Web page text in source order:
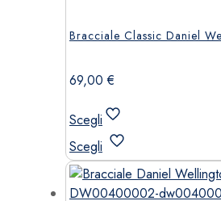
Bracciale Classic Daniel
69,00€
Scegli
Scegli Questo
prodotto
ha
più